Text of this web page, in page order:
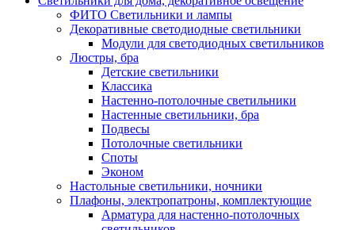
ФИТО Светильники и лампы
Декоративные светодиодные светильники
Модули для светодиодных светильников
Люстры, бра
Детские светильники
Классика
Настенно-потолочные светильники
Настенные светильники, бра
Подвесы
Потолочные светильники
Споты
Эконом
Настольные светильники, ночники
Плафоны, электропатроны, комплектующие
Арматура для настенно-потолочных